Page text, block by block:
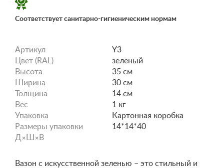
Соответствует санитарно-гигиеническим нормам
Артикул
Y3
Цвет (RAL)
зеленый
Высота
35 см
Ширина
30 см
Толщина
14 см
Вес
1 кг
Упаковка
Картонная коробка
Размеры упаковки
Д×Ш×В
14*14*40
Вазон с искусственной зеленью – это стильный и